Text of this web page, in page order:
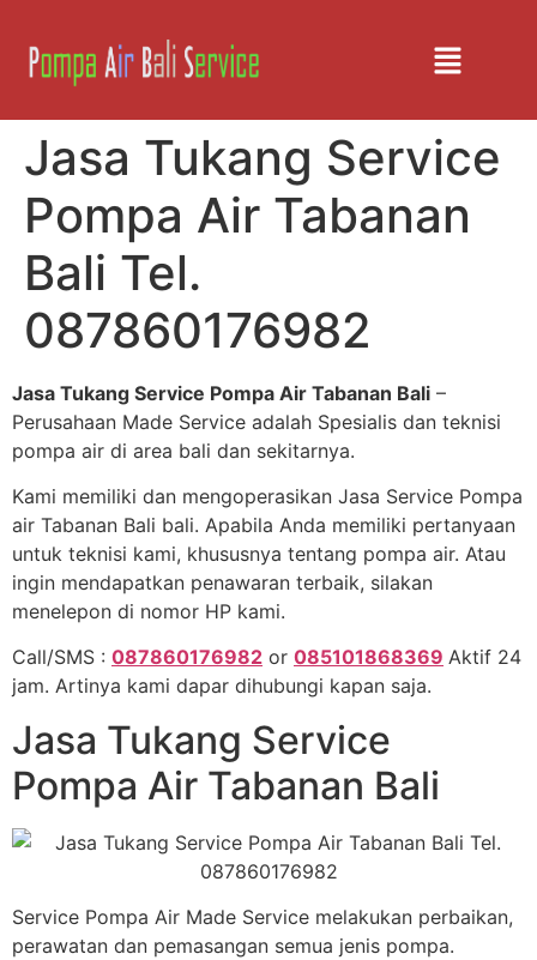
Jasa Tukang Service
Pompa Air Tabanan
Bali Tel.
087860176982
Jasa Tukang Service Pompa Air Tabanan Bali –
Perusahaan Made Service adalah Spesialis dan teknisi
pompa air di area bali dan sekitarnya.
Kami memiliki dan mengoperasikan Jasa Service Pompa
air Tabanan Bali bali. Apabila Anda memiliki pertanyaan
untuk teknisi kami, khususnya tentang pompa air. Atau
ingin mendapatkan penawaran terbaik, silakan
menelepon di nomor HP kami.
Call/SMS : 087860176982 or 085101868369 Aktif 24
jam. Artinya kami dapar dihubungi kapan saja.
Jasa Tukang Service
Pompa Air Tabanan Bali
Service Pompa Air Made Service melakukan perbaikan,
perawatan dan pemasangan semua jenis pompa.